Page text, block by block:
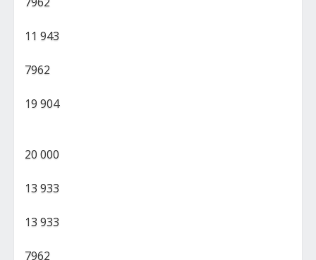
11 943
7962
19 904
20 000
13 933
13 933
7962